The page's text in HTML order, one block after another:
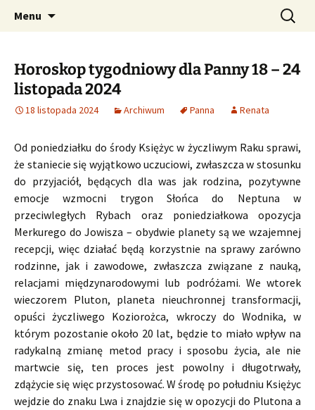
CzaroMarowy horoskop
dzienny, miesięczny i
tygodniowy
Profesjonalne przepowiednie astrologiczne
Menu Szukaj:
Horoskop tygodniowy dla Panny 18 – 24
listopada 2024
18 listopada 2024 Archiwum Panna Renata
Od poniedziałku do środy Księżyc w życzliwym Raku sprawi,
że staniecie się wyjątkowo uczuciowi, zwłaszcza w stosunku
do przyjaciół, będących dla was jak rodzina, pozytywne
emocje wzmocni trygon Słońca do Neptuna w
przeciwległych Rybach oraz poniedziałkowa opozycja
Merkurego do Jowisza – obydwie planety są we wzajemnej
recepcji, więc działać będą korzystnie na sprawy zarówno
rodzinne, jak i zawodowe, zwłaszcza związane z nauką,
relacjami międzynarodowymi lub podróżami. We wtorek
wieczorem Pluton, planeta nieuchronnej transformacji,
opuści życzliwego Koziorożca, wkroczy do Wodnika, w
którym pozostanie około 20 lat, będzie to miało wpływ na
radykalną zmianę metod pracy i sposobu życia, ale nie
martwcie się, ten proces jest powolny i długotrwały,
zdążycie się więc przystosować. W środę po południu Księżyc
wejdzie do znaku Lwa i znajdzie się w opozycji do Plutona a